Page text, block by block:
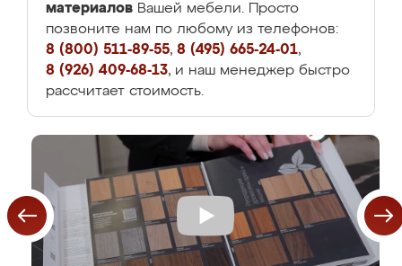
материалов Вашей мебели. Просто
позвоните нам по любому из телефонов:
8 (800) 511-89-55, 8 (495) 665-24-01,
8 (926) 409-68-13, и наш менеджер быстро
рассчитает стоимость.